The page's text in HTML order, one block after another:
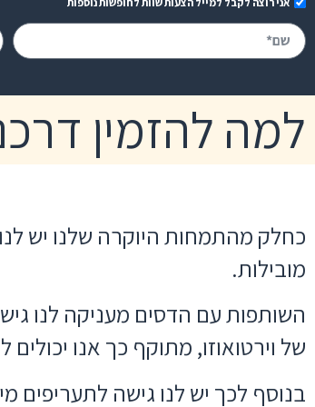
למה להזמין
כחלק מהתמחות היוקרה שלנו יש
מובילות.
השותפות עם הדסים מעניקה לנו
של וירטואוזו, מתוקף כך אנו